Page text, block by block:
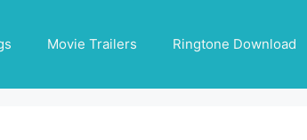
Movie Trailers Ringtone Download